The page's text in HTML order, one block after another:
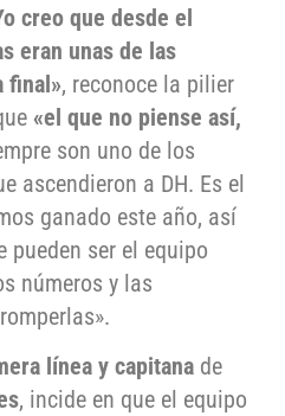
creo que desde el
eran unas de las
final», reconoce la pilier
«el que no piense así,
son uno de los
ascendieron a DH. Es el
ganado este año, así
pueden ser el equipo
números y las
línea y capitana de
, incide en que el equipo